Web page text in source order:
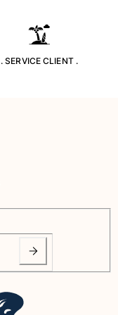
. SERVICE CLIENT .